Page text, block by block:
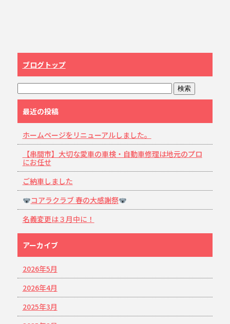
ブログトップ
最近の投稿
ホームページをリニューアルしました。
【串間市】大切な愛車の車検・自動車修理は地元のプロ
にお任せ
ご納車しました
コアラクラブ 春の大感謝祭
名義変更は３月中に！
アーカイブ
2026年5月
2026年4月
2025年3月